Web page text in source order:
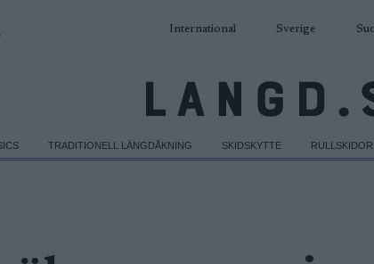
International Sverige
TRADITIONELL LÄNGDÅKNING SKIDSKYTTE RULLSKIDOR